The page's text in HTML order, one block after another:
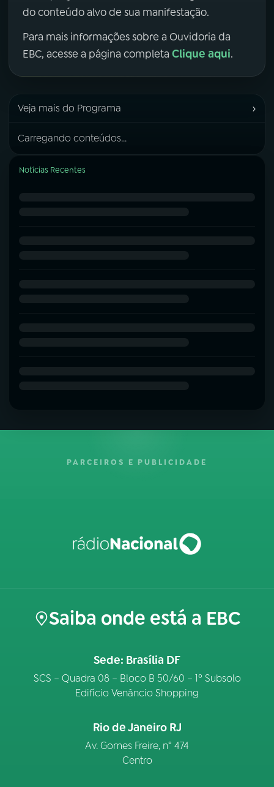
do conteúdo alvo de sua manifestação.
Para mais informações sobre a Ouvidoria da
EBC, acesse a página completa Clique aqui.
Veja mais do Programa ›
Carregando conteúdos...
Notícias Recentes
PARCEIROS E PUBLICIDADE
Saiba onde está a EBC
Sede: Brasília DF
SCS – Quadra 08 – Bloco B 50/60 – 1º Subsolo
Edifício Venâncio Shopping
Rio de Janeiro RJ
Av. Gomes Freire, n° 474
Centro